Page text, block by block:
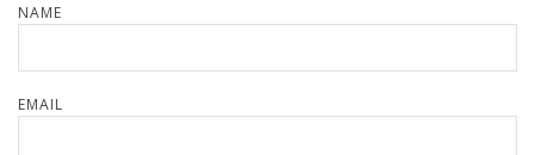
NAME
EMAIL